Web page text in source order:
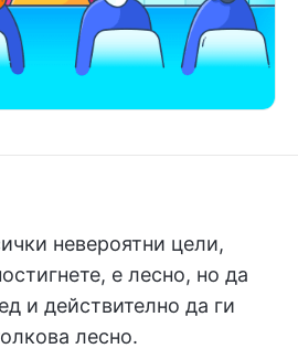
невероятни цели,
е лесно, но да
и действително да ги
лесно.